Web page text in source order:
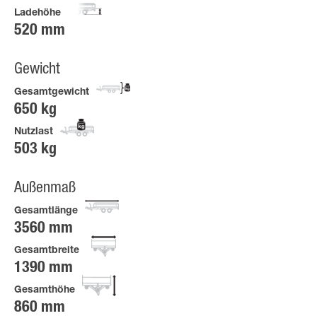
Ladehöhe
520 mm
Gewicht
Gesamtgewicht
650 kg
Nutzlast
503 kg
Außenmaß
Gesamtlänge
3560 mm
Gesamtbreite
1390 mm
Gesamthöhe
860 mm